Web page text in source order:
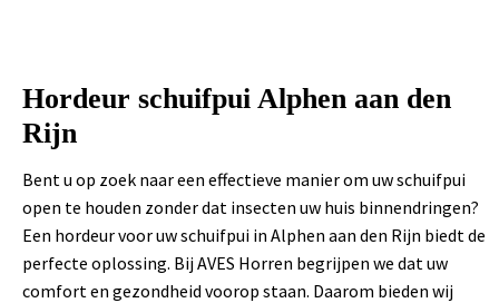
Hordeur schuifpui Alphen aan den
Rijn
Bent u op zoek naar een effectieve manier om uw schuifpui
open te houden zonder dat insecten uw huis binnendringen?
Een hordeur voor uw schuifpui in Alphen aan den Rijn biedt de
perfecte oplossing. Bij AVES Horren begrijpen we dat uw
comfort en gezondheid voorop staan. Daarom bieden wij